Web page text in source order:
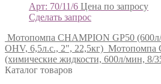
Арт: 70/11/6 Цена по запросу
Сделать запрос
Мотопомпа CHAMPION GP50
OHV, 6,5л.с., 2", 22,5кг) Мотопомпа
(химические жидкости, 600л/мин, 8/
Каталог товаров